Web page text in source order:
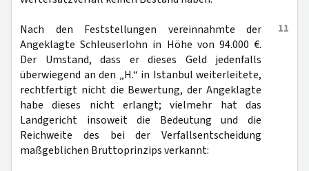
11
Nach den Feststellungen vereinnahmte der
Angeklagte Schleuserlohn in Höhe von 94.000 €.
Der Umstand, dass er dieses Geld jedenfalls
überwiegend an den „H.“ in Istanbul weiterleitete,
rechtfertigt nicht die Bewertung, der Angeklagte
habe dieses nicht erlangt; vielmehr hat das
Landgericht insoweit die Bedeutung und die
Reichweite des bei der Verfallsentscheidung
maßgeblichen Bruttoprinzips verkannt: